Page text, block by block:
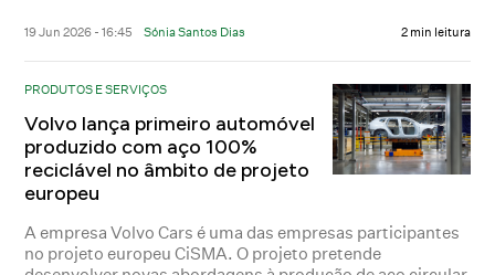
19 Jun 2026 - 16:45 Sónia Santos Dias 2 min leitura
PRODUTOS E SERVIÇOS
Volvo lança primeiro automóvel
produzido com aço 100%
reciclável no âmbito de projeto
europeu
A empresa Volvo Cars é uma das empresas participantes
no projeto europeu CiSMA. O projeto pretende